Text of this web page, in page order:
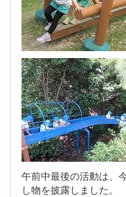
午前中最後の活動は、
し物を披露しました。